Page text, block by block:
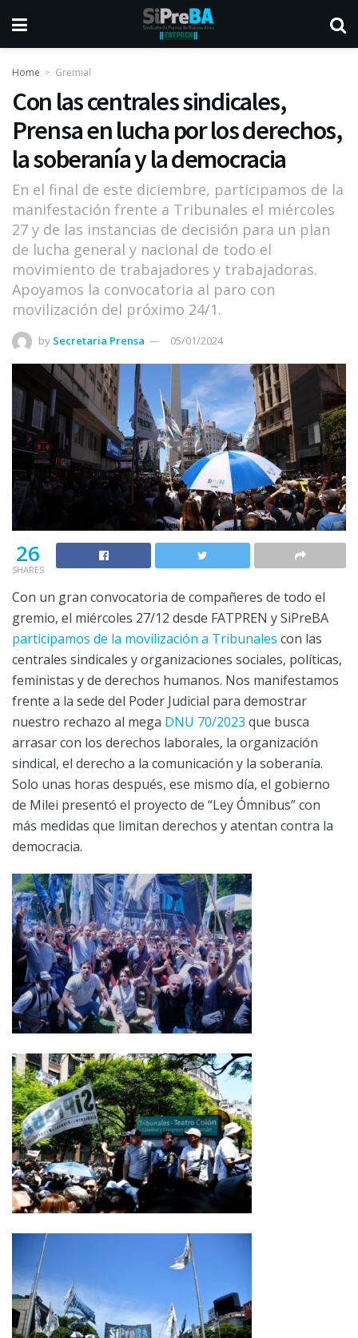
Home Gremial
Con las centrales sindicales,
Prensa en lucha por los derechos,
la soberanía y la democracia
En el final de este diciembre, participamos de la
manifestación frente a Tribunales el miércoles
27 y de las instancias de decisión para un plan
de lucha general y nacional de todo el
movimiento de trabajadores y trabajadoras.
Apoyamos la convocatoria al paro con
movilización del próximo 24/1.
by Secretaria Prensa 05/01/2024
26
SHARES
Con un gran convocatoria de compañeres de todo el
gremio, el miércoles 27/12 desde FATPREN y SiPreBA
participamos de la movilización a Tribunales con las
centrales sindicales y organizaciones sociales, políticas,
feministas y de derechos humanos. Nos manifestamos
frente a la sede del Poder Judicial para demostrar
nuestro rechazo al mega DNU 70/2023 que busca
arrasar con los derechos laborales, la organización
sindical, el derecho a la comunicación y la soberanía.
Solo unas horas después, ese mismo día, el gobierno
de Milei presentó el proyecto de “Ley Ómnibus” con
más medidas que limitan derechos y atentan contra la
democracia.